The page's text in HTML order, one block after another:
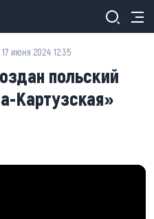
17 июня 2024 12:35
польский
Картузская»